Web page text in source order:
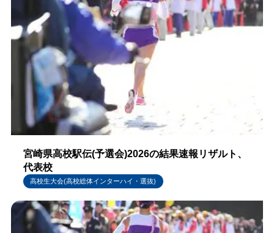
宮崎県高校駅伝(予選会)2026の結果速報リザルト、
代表校
高校生大会(高校総体インターハイ・選抜)